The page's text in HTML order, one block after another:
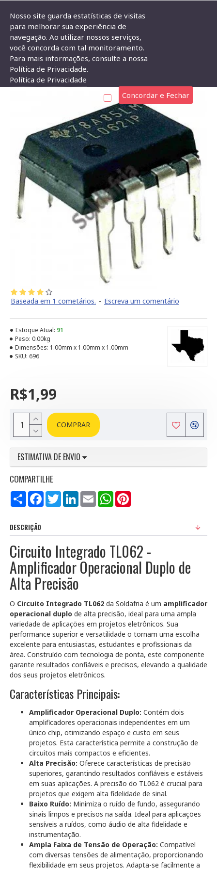
Marca Texas Instruments Circuito Integrado TL062
CIRCUITO INTEGRADO TL062
Baseada em 1 cometários. - Escreva um comentário
R$1,99
Estoque Atual: 91
Peso: 0.00kg
Dimensões: 1.00mm x 1.00mm x 1.00mm
SKU: 696
COMPRAR
ESTIMATIVA DE ENVIO
COMPARTILHE
Compartilhar
FacebookTwitterLinkedInEmail WhatsApp
DESCRIÇÃO
Circuito Integrado TL062 -
Amplificador Operacional Duplo de
Alta Precisão
O Circuito Integrado TL062 da Soldafria é um amplificador
operacional duplo de alta precisão, ideal para uma ampla
variedade de aplicações em projetos eletrônicos. Sua
performance superior e versatilidade o tornam uma escolha
excelente para entusiastas, estudantes e profissionais da
área. Construído com tecnologia de ponta, este componente
garante resultados confiáveis e precisos, elevando a qualidade
dos seus projetos eletrônicos.
Características Principais:
Amplificador Operacional Duplo: Contém dois
amplificadores operacionais independentes em um
único chip, otimizando espaço e custo em seus
projetos. Esta característica permite a construção de
circuitos mais compactos e eficientes.
Alta Precisão: Oferece características de precisão
superiores, garantindo resultados confiáveis e estáveis
em suas aplicações. A precisão do TL062 é crucial para
projetos que exigem alta fidelidade de sinal.
Baixo Ruído: Minimiza o ruído de fundo, assegurando
sinais limpos e precisos na saída. Ideal para aplicações
sensíveis a ruídos, como áudio de alta fidelidade e
instrumentação.
Ampla Faixa de Tensão de Operação: Compatível
com diversas tensões de alimentação, proporcionando
flexibilidade em seus projetos. Adapta-se facilmente a
Nosso site guarda estatísticas de visitas
para melhorar sua experiência de
navegação. Ao utilizar nossos serviços,
você concorda com tal monitoramento.
Para mais informações, consulte a nossa
Política de Privacidade.
Política de Privacidade
Concordar e Fechar